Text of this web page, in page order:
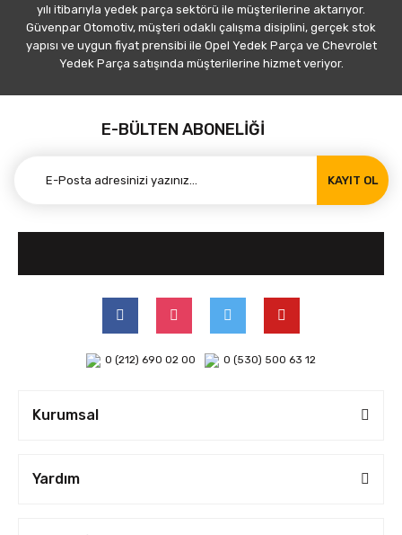
yılı itibarıyla yedek parça sektörü ile müşterilerine aktarıyor.
Güvenpar Otomotiv, müşteri odaklı çalışma disiplini, gerçek stok
yapısı ve uygun fiyat prensibi ile Opel Yedek Parça ve Chevrolet
Yedek Parça satışında müşterilerine hizmet veriyor.
E-BÜLTEN ABONELİĞİ
KAYIT OL
0 (212) 690 02 00 0 (530) 500 63 12
Kurumsal
Yardım